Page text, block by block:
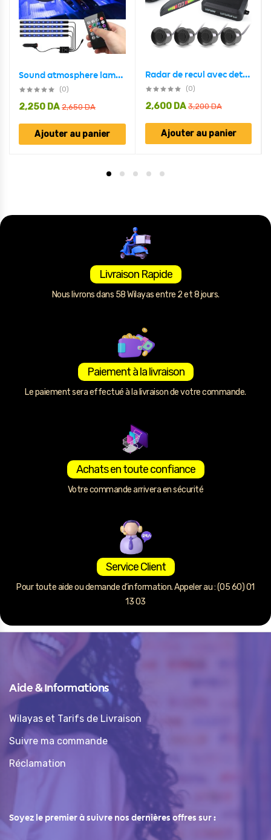
Sound atmosphere lamp 48 LED pour voiture
(0)
2,650DA
2,250 DA
Ajouter au panier
Radar de recul avec detecteur Automatique Pour Voiture
(0)
3,200DA
2,600 DA
Ajouter au panier
Livraison Rapide
Nous livrons dans 58 Wilayas entre 2 et 8 jours.
Paiement à la livraison
Le paiement sera effectué à la livraison de votre commande.
Achats en toute confiance
Votre commande arrivera en sécurité
Service Client
Pour toute aide ou demande d’information. Appeler au : (05 60) 01
13 03
Aide & Informations
Wilayas et Tarifs de Livraison
Suivre ma commande
Réclamation
Soyez le premier à suivre nos dernières offres sur :